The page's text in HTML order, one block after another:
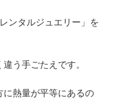
ンタルジュエリー」を
う手ごたえです。
に熱量が平等にあるの